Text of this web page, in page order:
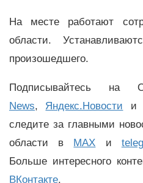
На месте работают
области.
произошедшего.
Подписывайтесь
News, Яндекс.Новости и
следите за главными
области в MAX и
Больше интересного
ВКонтакте.